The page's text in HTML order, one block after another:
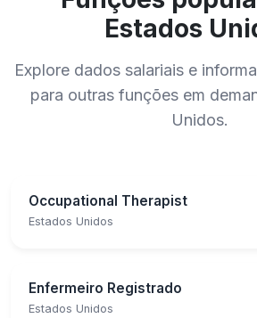
Estados
Explore dados salariais e
para outras funções em
Unidos.
Occupational Therapist
Estados Unidos
Enfermeiro Registrado
Estados Unidos